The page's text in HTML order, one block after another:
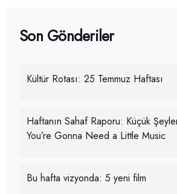
Son Gönderiler
Kültür Rotası: 25 Temmuz Haftası
Haftanın Sahaf Raporu: Küçük
You’re Gonna Need a Little Music
Bu hafta vizyonda: 5 yeni film